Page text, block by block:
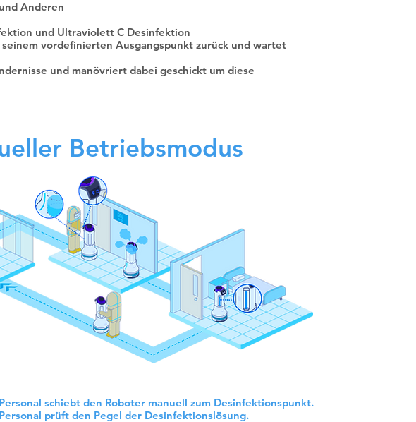
Anderen
und Ultraviolett C Desinfektion
vordefinierten Ausgangspunkt zurück und wartet
und manövriert dabei geschickt um diese
Betriebsmodus
schiebt den Roboter manuell zum Desinfektionspunkt.
prüft den Pegel der Desinfektionslösung.